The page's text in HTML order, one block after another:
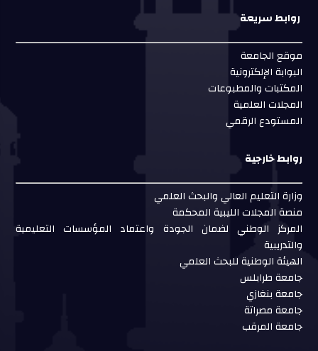
روابط سريعة
موقع الجامعة
البوابة الإلكترونية
المكتبات والمطبوعات
المجلات العلمية
المستودع الرقمي
روابط خارجية
وزارة التعليم العالي والبحث العلمي
منصة المجلات الليبية المحكمة
المركز الوطني لضمان الجودة واعتماد المؤسسات التعليمية
والتدريبية
الهيئة الوطنية للبحث العلمي
جامعة طرابلس
جامعة بنغازي
جامعة مصراتة
جامعة المرقب